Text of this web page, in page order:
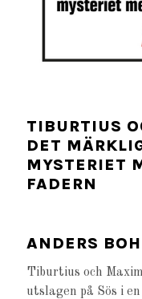
TIBURTIUS
DET
MYSTERIET
FADERN
ANDERS
Tiburtius och
utslagen på Sös i